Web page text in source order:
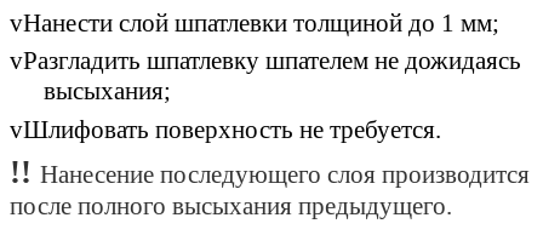
vНанести слой шпатлевки толщиной до 1 мм;
vРазгладить шпатлевку шпателем не дожидаясь
высыхания;
vШлифовать поверхность не требуется.
!! Нанесение последующего слоя производится
после полного высыхания предыдущего.